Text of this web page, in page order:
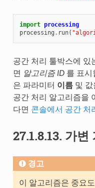
import processing
processing . run(
공간 처리 툴박스에 있
면
알고리즘 ID를 표시
은 파라미터 이름및 값
공간 처리 알고리즘을
다면 콘솔에서 공간 처
27.1.8.13. 가변
경고
이 알고리즘은 중요